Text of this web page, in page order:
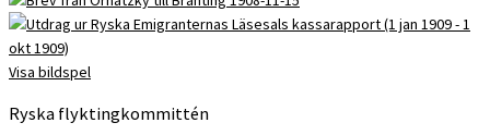
Visa bildspel
Ryska flyktingkommittén